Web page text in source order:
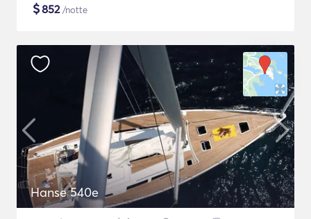
$852/notte
Hanse 540e